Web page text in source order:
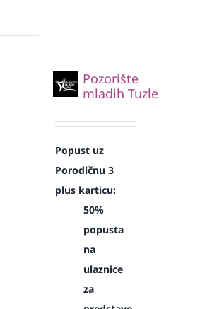
Pozorište
mladih Tuzle
Popust uz
Porodičnu 3
plus karticu:
50%
popusta
na
ulaznice
za